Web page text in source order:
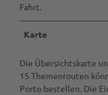
Fahrt.
Karte
Die Übersichtskarte
15 Themenrouten
Porto bestellen. Die